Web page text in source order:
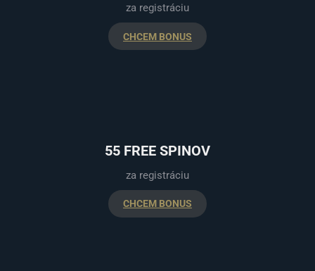
za registráciu
CHCEM BONUS
55 FREE SPINOV
za registráciu
CHCEM BONUS